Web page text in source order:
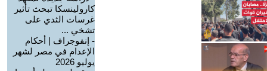
كارولينسكا تبحث تأثير
غرسات الثدي على
تشخي ...
- إنفوجراف | أحكام
الإعدام في مصر لشهر
يوليو 2026